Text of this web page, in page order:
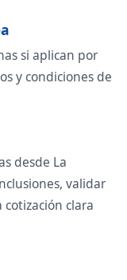
si aplican por
y condiciones de
desde La
validar
clara